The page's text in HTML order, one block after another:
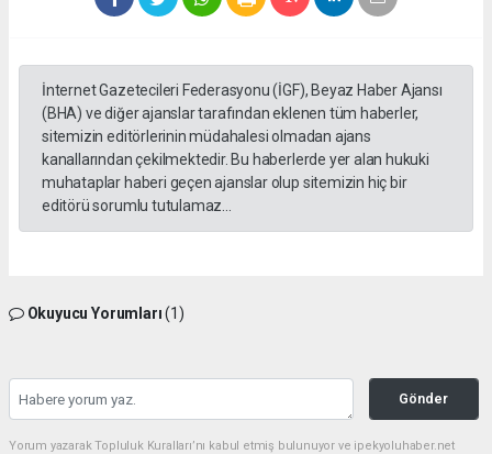
İnternet Gazetecileri Federasyonu (İGF), Beyaz Haber Ajansı
(BHA) ve diğer ajanslar tarafından eklenen tüm haberler,
sitemizin editörlerinin müdahalesi olmadan ajans
kanallarından çekilmektedir. Bu haberlerde yer alan hukuki
muhataplar haberi geçen ajanslar olup sitemizin hiç bir
editörü sorumlu tutulamaz...
Okuyucu Yorumları(1)
Gönder
Yorum yazarak Topluluk Kuralları’nı kabul etmiş bulunuyor ve ipekyoluhaber.net